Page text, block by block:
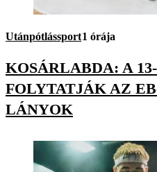
Utánpótlássport1 órája
KOSÁRLABDA: A
FOLYTATJÁK AZ
LÁNYOK